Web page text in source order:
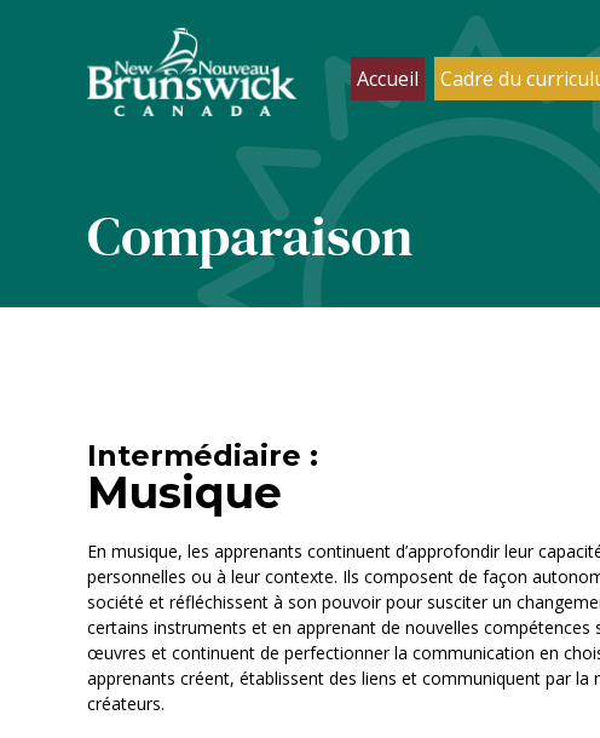
Accueil Cadre du
Comparaison
Intermédiaire :
Musique
En musique, les apprenants continuent d’approfondir leur
personnelles ou à leur contexte. Ils composent de façon
société et réfléchissent à son pouvoir pour susciter un
certains instruments et en apprenant de nouvelles
œuvres et continuent de perfectionner la communication en
apprenants créent, établissent des liens et communiquent par
créateurs.